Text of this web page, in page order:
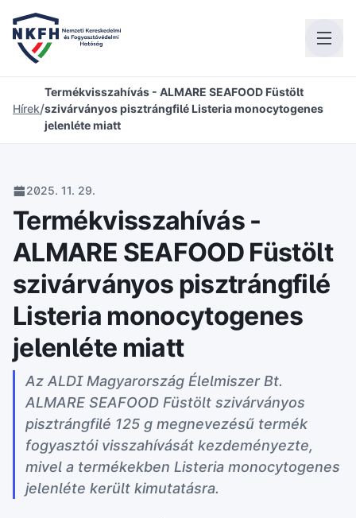
Hírek/
Termékvisszahívás - ALMARE SEAFOOD Füstölt
szivárványos pisztrángfilé Listeria monocytogenes
jelenléte miatt
2025. 11. 29.
Termékvisszahívás -
ALMARE SEAFOOD Füstölt
szivárványos pisztrángfilé
Listeria monocytogenes
jelenléte miatt
Az ALDI Magyarország Élelmiszer Bt.
ALMARE SEAFOOD Füstölt szivárványos
pisztrángfilé 125 g megnevezésű termék
fogyasztói visszahívását kezdeményezte,
mivel a termékekben Listeria monocytogenes
jelenléte került kimutatásra.